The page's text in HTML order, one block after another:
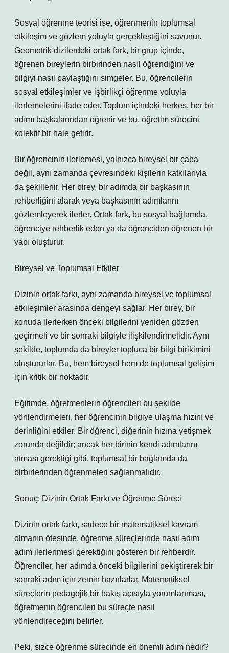
Sosyal öğrenme teorisi ise, öğrenmenin toplumsal
etkileşim ve gözlem yoluyla gerçekleştiğini savunur.
Geometrik dizilerdeki ortak fark, bir grup içinde,
öğrenen bireylerin birbirinden nasıl öğrendiğini ve
bilgiyi nasıl paylaştığını simgeler. Bu, öğrencilerin
sosyal etkileşimler ve işbirlikçi öğrenme yoluyla
ilerlemelerini ifade eder. Toplum içindeki herkes, her bir
adımı başkalarından öğrenir ve bu, öğretim sürecini
kolektif bir hale getirir.
Bir öğrencinin ilerlemesi, yalnızca bireysel bir çaba
değil, aynı zamanda çevresindeki kişilerin katkılarıyla
da şekillenir. Her birey, bir adımda bir başkasının
rehberliğini alarak veya başkasının adımlarını
gözlemleyerek ilerler. Ortak fark, bu sosyal bağlamda,
öğrenciye rehberlik eden ya da öğrenciden öğrenen bir
yapı oluşturur.
Bireysel ve Toplumsal Etkiler
Dizinin ortak farkı, aynı zamanda bireysel ve toplumsal
etkileşimler arasında dengeyi sağlar. Her birey, bir
konuda ilerlerken önceki bilgilerini yeniden gözden
geçirmeli ve bir sonraki bilgiyle ilişkilendirmelidir. Aynı
şekilde, toplumda da bireyler topluca bir bilgi birikimini
oluştururlar. Bu, hem bireysel hem de toplumsal gelişim
için kritik bir noktadır.
Eğitimde, öğretmenlerin öğrencileri bu şekilde
yönlendirmeleri, her öğrencinin bilgiye ulaşma hızını ve
derinliğini etkiler. Bir öğrenci, diğerinin hızına yetişmek
zorunda değildir; ancak her birinin kendi adımlarını
atması gerektiği gibi, toplumsal bir bağlamda da
birbirlerinden öğrenmeleri sağlanmalıdır.
Sonuç: Dizinin Ortak Farkı ve Öğrenme Süreci
Dizinin ortak farkı, sadece bir matematiksel kavram
olmanın ötesinde, öğrenme süreçlerinde nasıl adım
adım ilerlenmesi gerektiğini gösteren bir rehberdir.
Öğrenciler, her adımda önceki bilgilerini pekiştirerek bir
sonraki adım için zemin hazırlarlar. Matematiksel
süreçlerin pedagojik bir bakış açısıyla yorumlanması,
öğretmenin öğrencileri bu süreçte nasıl
yönlendireceğini belirler.
Peki, sizce öğrenme sürecinde en önemli adım nedir?